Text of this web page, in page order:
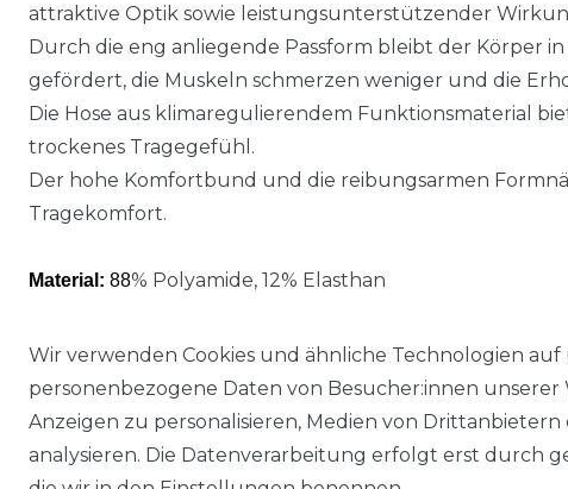
attraktive Optik sowie leistungsunterstützender
Durch die eng anliegende Passform bleibt der Körper
gefördert, die Muskeln schmerzen weniger und die
Die Hose aus klimaregulierendem Funktionsmaterial
trockenes Tragegefühl.
Der hohe Komfortbund und die reibungsarmen
Tragekomfort.
Material: 88% Polyamide, 12% Elasthan
Wir verwenden Cookies und ähnliche Technologien
personenbezogene Daten von Besucher:innen unserer
Anzeigen zu personalisieren, Medien von
analysieren. Die Datenverarbeitung erfolgt erst durch